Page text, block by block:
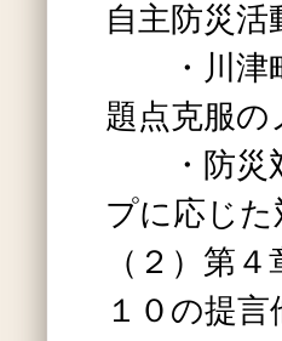
自主防災活
・川津町
題点克服
・防災対
プに応じ
（２）第
１０の提言